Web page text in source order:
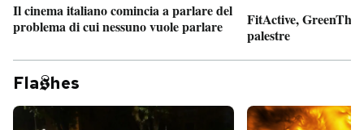
Il cinema italiano comincia a parlare del
problema di cui nessuno vuole parlare
FitActive,
palestre
Fla hes